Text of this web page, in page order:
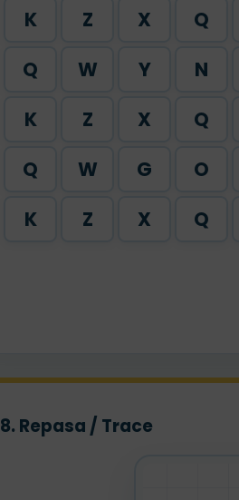
K
Z X
Q
Q
W Y
N
K
Z X
Q
Q
W G
O
K
Z X Q
8. Repasa / Trace